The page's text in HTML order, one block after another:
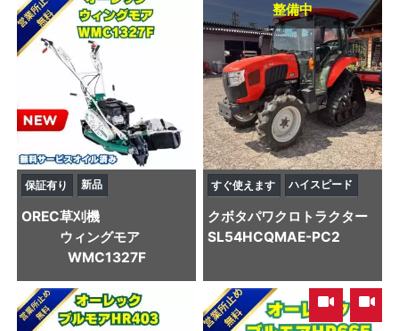
保証有り 新品
OREC草刈機
ウィングモア
WMC1327F
整備中
すぐ使えます ハイスピード
クボタパワクロトラクター
SL54HCQMAE-PC2
,